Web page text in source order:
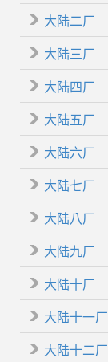
大陆二厂
大陆三厂
大陆四厂
大陆五厂
大陆六厂
大陆七厂
大陆八厂
大陆九厂
大陆十厂
大陆十一厂
大陆十二厂